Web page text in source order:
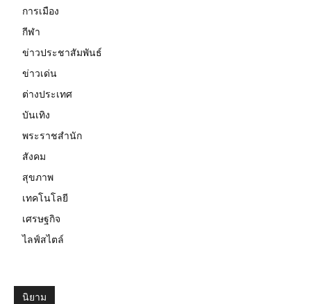
การเมือง
กีฬา
ข่าวประชาสัมพันธ์
ข่าวเด่น
ต่างประเทศ
บันเทิง
พระราชสำนัก
สังคม
สุขภาพ
เทคโนโลยี
เศรษฐกิจ
ไลฟ์สไตล์
นิยาม